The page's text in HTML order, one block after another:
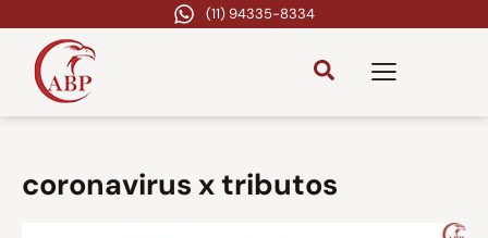
(11) 94335-8334
coronavirus x tributos